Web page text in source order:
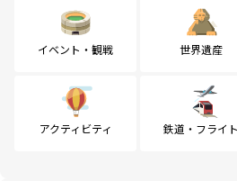
イベント・観戦 世界遺産
アクティビティ 鉄道・フライト